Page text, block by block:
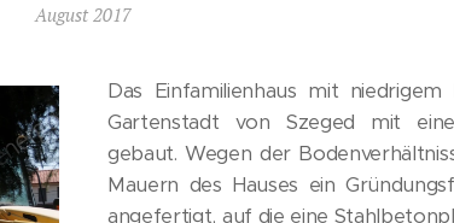
August 2017
Das Einfamilienhaus mit
Gartenstadt von Szeged mit
gebaut. Wegen der
Mauern des Hauses ein
angefertigt, auf die eine